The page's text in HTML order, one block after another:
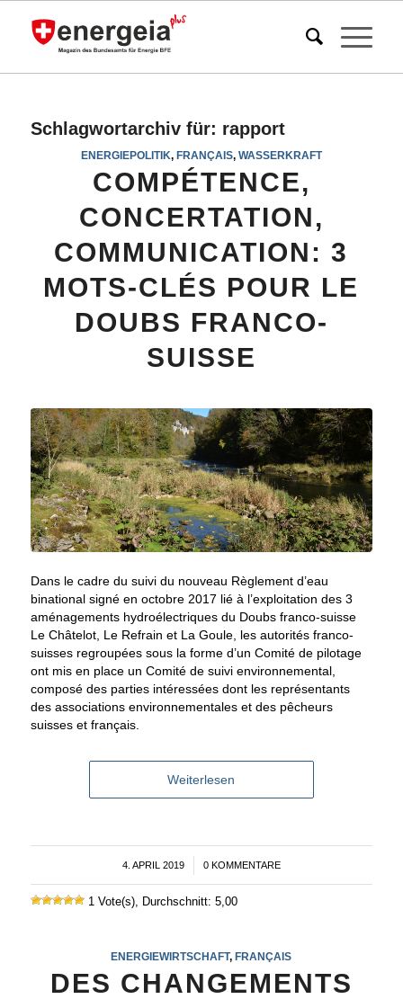
Schlagwortarchiv für: rapport
ENERGIEPOLITIK, FRANÇAIS, WASSERKRAFT
COMPÉTENCE,
CONCERTATION,
COMMUNICATION: 3
MOTS-CLÉS POUR LE
DOUBS FRANCO-
SUISSE
Dans le cadre du suivi du nouveau Règlement d’eau
binational signé en octobre 2017 lié à l’exploitation des 3
aménagements hydroélectriques du Doubs franco-suisse
Le Châtelot, Le Refrain et La Goule, les autorités franco-
suisses regroupées sous la forme d’un Comité de pilotage
ont mis en place un Comité de suivi environnemental,
composé des parties intéressées dont les représentants
des associations environnementales et des pêcheurs
suisses et français.
Weiterlesen
4. APRIL 2019
/ 0 KOMMENTARE
1 Vote(s), Durchschnitt: 5,00
ENERGIEWIRTSCHAFT,FRANÇAIS
DES CHANGEMENTS